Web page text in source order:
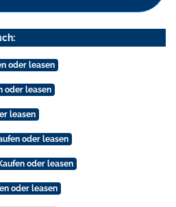
oder leasen
oder leasen
leasen
oder leasen
oder leasen
oder leasen